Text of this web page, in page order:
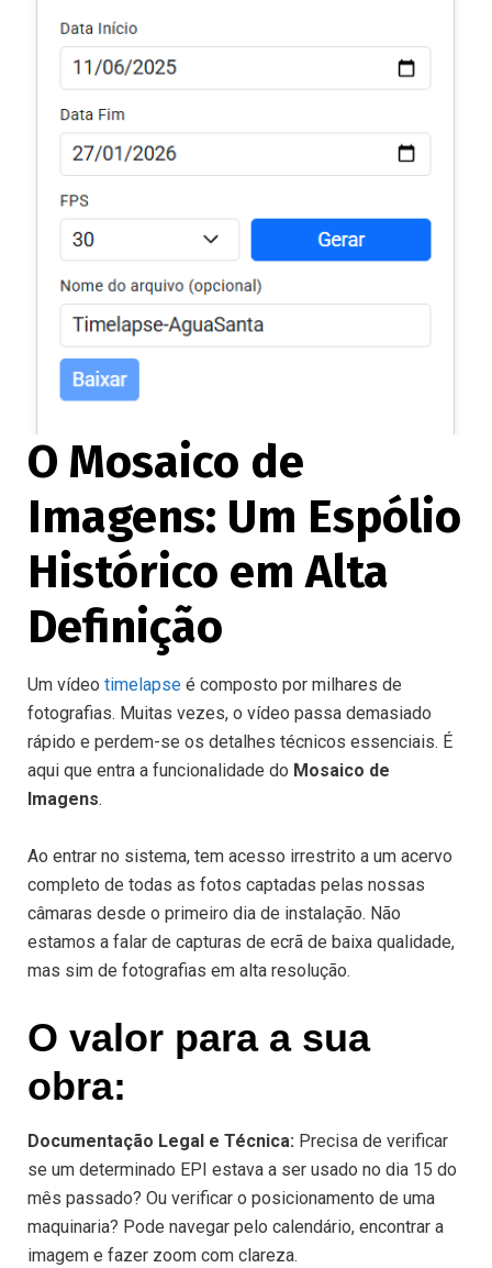
O Mosaico de
Imagens: Um Espólio
Histórico em Alta
Definição
Um vídeo timelapse é composto por milhares de
fotografias. Muitas vezes, o vídeo passa demasiado
rápido e perdem-se os detalhes técnicos essenciais. É
aqui que entra a funcionalidade do Mosaico de
Imagens.
Ao entrar no sistema, tem acesso irrestrito a um acervo
completo de todas as fotos captadas pelas nossas
câmaras desde o primeiro dia de instalação. Não
estamos a falar de capturas de ecrã de baixa qualidade,
mas sim de fotografias em alta resolução.
O valor para a sua
obra:
Documentação Legal e Técnica: Precisa de verificar
se um determinado EPI estava a ser usado no dia 15 do
mês passado? Ou verificar o posicionamento de uma
maquinaria? Pode navegar pelo calendário, encontrar a
imagem e fazer zoom com clareza.